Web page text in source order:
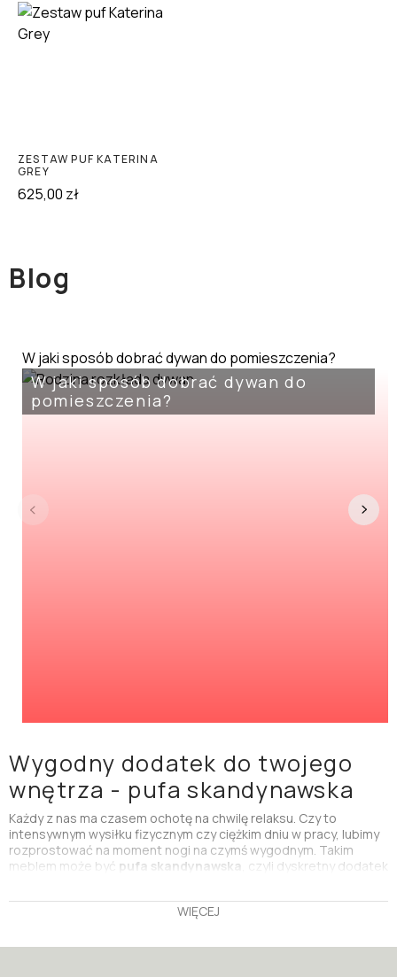
ZESTAW PUF KATERINA
GREY
625,00 zł
Blog
W jaki sposób dobrać dywan do pomieszczenia?
W jaki sposób dobrać dywan do
pomieszczenia?
Wygodny dodatek do twojego
wnętrza - pufa skandynawska
Każdy z nas ma czasem ochotę na chwilę relaksu. Czy to
intensywnym wysiłku fizycznym czy ciężkim dniu w pracy, lubimy
rozprostować na moment nogi na czymś wygodnym. Takim
meblem może być pufa skandynawska , czyli dyskretny dodatek
sprawdza się w roli podnóżka albo dodatkowego miejsca do
siedzenia. Skandynawskie wzornictwo oparte na minimalizmie
wnętrza. Poznaj pełną ofertę mebli skandynawskich na
WIĘCEJ